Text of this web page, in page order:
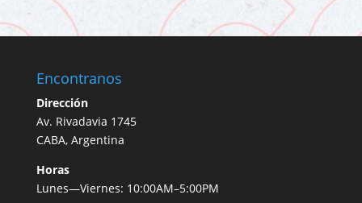
Encontranos
Dirección
Av. Rivadavia 1745
CABA, Argentina
Horas
Lunes—Viernes: 10:00AM–5:00PM